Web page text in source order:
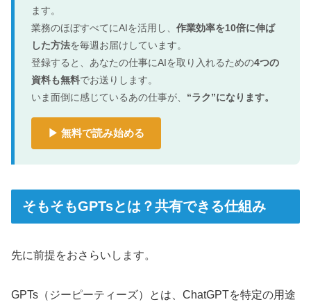
ます。
業務のほぼすべてにAIを活用し、 作業効率を10倍に伸ば
した方法を毎週お届けしています。
登録すると、あなたの仕事にAIを取り入れるための4つの
資料も無料でお送りします。
いま面倒に感じているあの仕事が、 “ラク”になります。
▶ 無料で読み始める
そもそもGPTsとは？共有できる仕組み
先に前提をおさらいします。
GPTs（ジーピーティーズ）とは、ChatGPTを特定の用途